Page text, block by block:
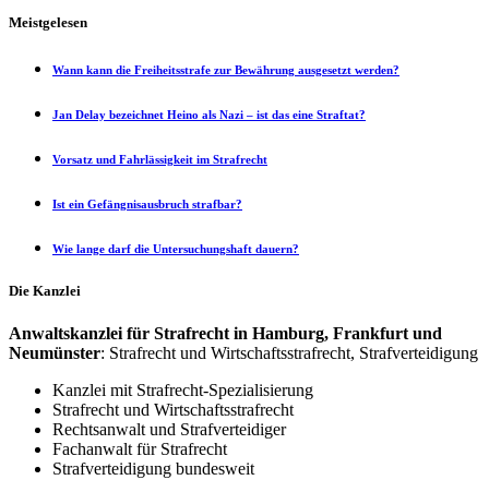
Meistgelesen
Wann kann die Freiheitsstrafe zur Bewährung ausgesetzt werden?
Jan Delay bezeichnet Heino als Nazi – ist das eine Straftat?
Vorsatz und Fahrlässigkeit im Strafrecht
Ist ein Gefängnisausbruch strafbar?
Wie lange darf die Untersuchungshaft dauern?
Die Kanzlei
Anwaltskanzlei für Strafrecht in Hamburg, Frankfurt und
Neumünster: Strafrecht und Wirtschaftsstrafrecht, Strafverteidigung
Kanzlei mit Strafrecht-Spezialisierung
Strafrecht und Wirtschaftsstrafrecht
Rechtsanwalt und Strafverteidiger
Fachanwalt für Strafrecht
Strafverteidigung bundesweit